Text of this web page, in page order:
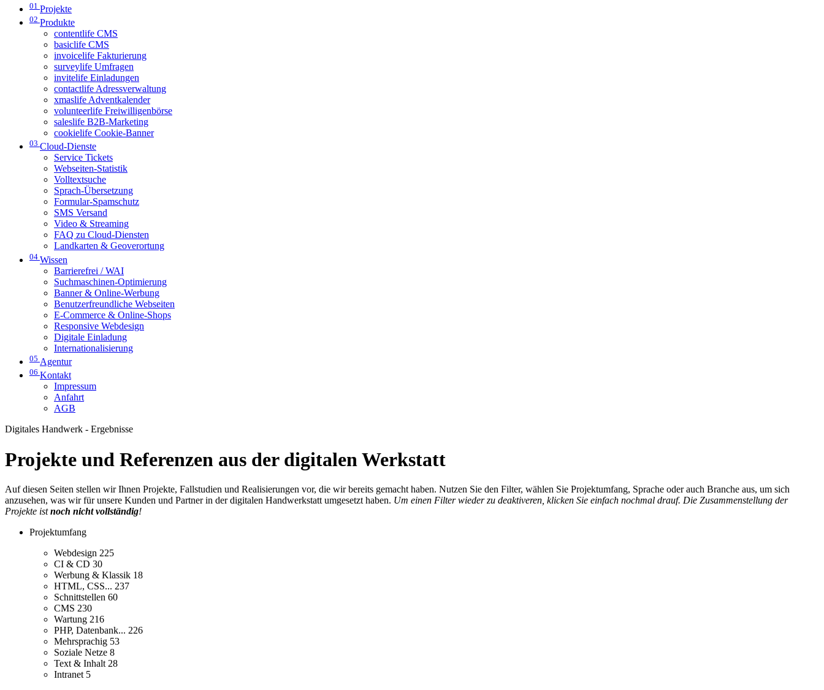
01 Projekte
02 Produkte
contentlife CMS
basiclife CMS
invoicelife Fakturierung
surveylife Umfragen
invitelife Einladungen
contactlife Adressverwaltung
xmaslife Adventkalender
volunteerlife Freiwilligenbörse
saleslife B2B-Marketing
cookielife Cookie-Banner
03 Cloud-Dienste
Service Tickets
Webseiten-Statistik
Volltextsuche
Sprach-Übersetzung
Formular-Spamschutz
SMS Versand
Video & Streaming
FAQ zu Cloud-Diensten
Landkarten & Geoverortung
04 Wissen
Barrierefrei / WAI
Suchmaschinen-Optimierung
Banner & Online-Werbung
Benutzerfreundliche Webseiten
E-Commerce & Online-Shops
Responsive Webdesign
Digitale Einladung
Internationalisierung
05 Agentur
06 Kontakt
Impressum
Anfahrt
AGB
Digitales Handwerk - Ergebnisse
Projekte und Referenzen aus der digitalen Werkstatt
Auf diesen Seiten stellen wir Ihnen Projekte, Fallstudien und Realisierungen vor, die wir bereits gemacht haben. Nutzen Sie den Filter, wählen Sie Projektumfang, Sprache oder auch Branche aus, um sich
anzusehen, was wir für unsere Kunden und Partner in der digitalen Handwerkstatt umgesetzt haben. Um einen Filter wieder zu deaktiveren, klicken Sie einfach nochmal drauf. Die Zusammenstellung der
Projekte istnoch nicht vollständig!
Projektumfang
Webdesign 225
CI & CD 30
Werbung & Klassik 18
HTML, CSS... 237
Schnittstellen 60
CMS 230
Wartung 216
PHP, Datenbank... 226
Mehrsprachig 53
Soziale Netze 8
Text & Inhalt 28
Intranet 5